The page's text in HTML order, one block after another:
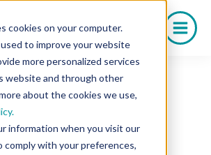
cookies on your computer.
to improve your website
more personalized services
website and through other
about the cookies we use,
information when you visit our
comply with your preferences,